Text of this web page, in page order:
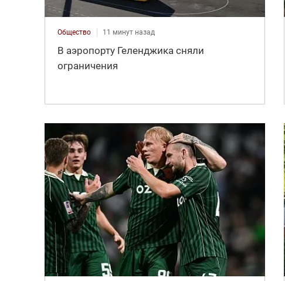
Общество 11 минут назад
В аэропорту Геленджика сняли
ограничения